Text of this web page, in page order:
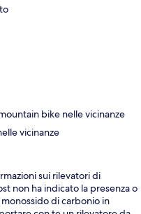
bike nelle vicinanze
vicinanze
sui rilevatori di
non ha indicato la presenza o
di carbonio in